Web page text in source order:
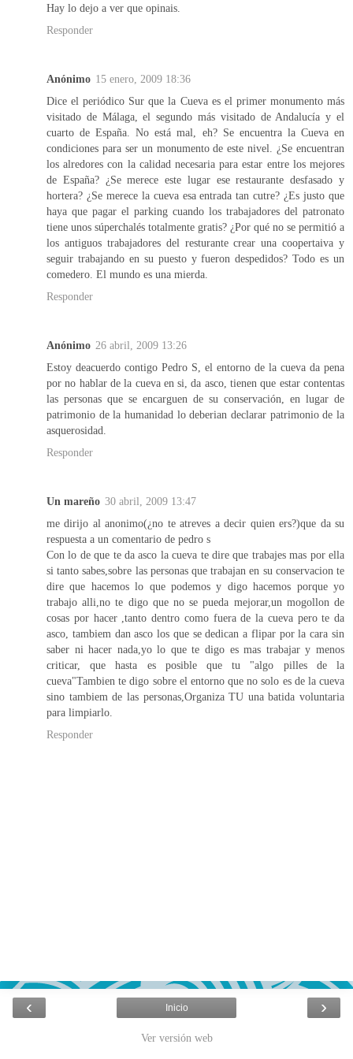
Hay lo dejo a ver que opinais.
Responder
Anónimo 15 enero, 2009 18:36
Dice el periódico Sur que la Cueva es el primer monumento más
visitado de Málaga, el segundo más visitado de Andalucía y el
cuarto de España. No está mal, eh? Se encuentra la Cueva en
condiciones para ser un monumento de este nivel. ¿Se encuentran
los alredores con la calidad necesaria para estar entre los mejores
de España? ¿Se merece este lugar ese restaurante desfasado y
hortera? ¿Se merece la cueva esa entrada tan cutre? ¿Es justo que
haya que pagar el parking cuando los trabajadores del patronato
tiene unos súperchalés totalmente gratis? ¿Por qué no se permitió a
los antiguos trabajadores del resturante crear una coopertaiva y
seguir trabajando en su puesto y fueron despedidos? Todo es un
comedero. El mundo es una mierda.
Responder
Anónimo 26 abril, 2009 13:26
Estoy deacuerdo contigo Pedro S, el entorno de la cueva da pena
por no hablar de la cueva en si, da asco, tienen que estar contentas
las personas que se encarguen de su conservación, en lugar de
patrimonio de la humanidad lo deberian declarar patrimonio de la
asquerosidad.
Responder
Un mareño 30 abril, 2009 13:47
me dirijo al anonimo(¿no te atreves a decir quien ers?)que da su
respuesta a un comentario de pedro s
Con lo de que te da asco la cueva te dire que trabajes mas por ella
si tanto sabes,sobre las personas que trabajan en su conservacion te
dire que hacemos lo que podemos y digo hacemos porque yo
trabajo alli,no te digo que no se pueda mejorar,un mogollon de
cosas por hacer ,tanto dentro como fuera de la cueva pero te da
asco, tambiem dan asco los que se dedican a flipar por la cara sin
saber ni hacer nada,yo lo que te digo es mas trabajar y menos
criticar, que hasta es posible que tu "algo pilles de la
cueva"Tambien te digo sobre el entorno que no solo es de la cueva
sino tambiem de las personas,Organiza TU una batida voluntaria
para limpiarlo.
Responder
‹ ›
Inicio
Ver versión web